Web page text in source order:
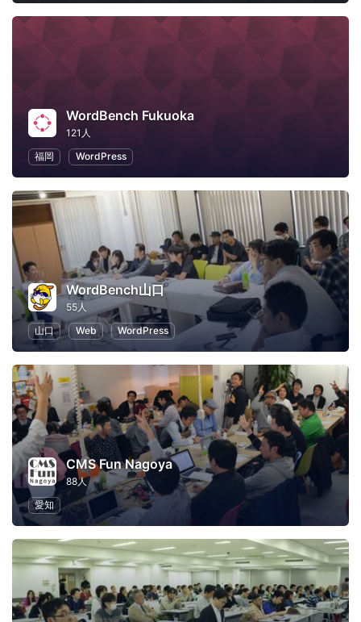
WordBench Fukuoka
121人
福岡
WordPress
WordBench山口
55人
山口
Web WordPress
CMS Fun Nagoya
88人
愛知